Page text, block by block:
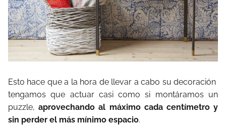
Esto hace que a la hora de llevar a cabo su decoración
tengamos que actuar casi como si montáramos un
puzzle,aprovechando al máximo cada centímetro y
sin perder el más mínimo espacio.